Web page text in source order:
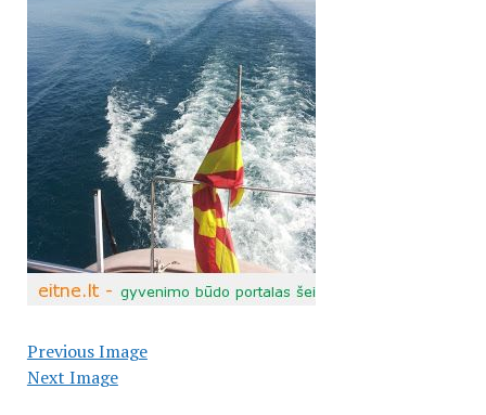
Previous Image
Next Image